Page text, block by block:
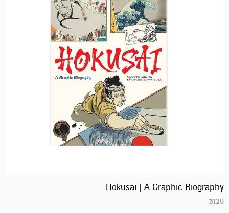
Hokusai | A Graphic Biography
₪120